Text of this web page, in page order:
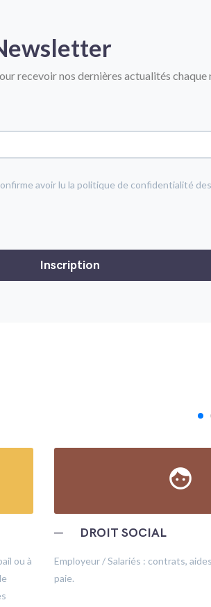
recevoir nos dernières actualités chaque
avoir lu la politique de confidentialité
ou à
face
─ DROIT SOCIAL
Employeur / Salariés : contrats,
paie.